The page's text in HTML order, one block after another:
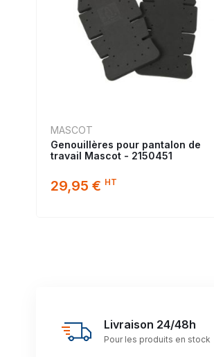
MASCOT
Genouillères pour pantalon de
travail Mascot - 2150451
29,95 € HT
Livraison 24/48h
Pour les produits en stock